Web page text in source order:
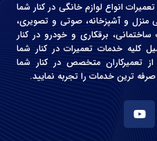
تجربه ای در تعمیرات انواع لوازم خانگی در کنار شما
منزل و آشپزخانه، صوتی و‌ تصویری،
برقکاری و خودرو در کنار
کلیه خدمات تعمیرات در کنار شما
تعمیرکاران متخصص در کنار شما
ترین خدمات را تجربه نمایید.